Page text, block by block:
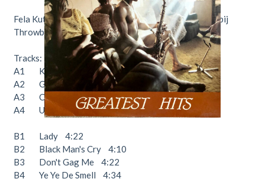
Fela Kuti & Africa 70 - Greatest hits, nu verkrijgbaar bij
Throwback Vintage Hifi & Vinyl Beverwijk
Tracks:
A1 Kalakutu Show 3:59
A2 Gentleman 4:10
A3 Chop 'N' Quench 4:00
A4 Unknown Soldier 4:10
B1 Lady 4:22
B2 Black Man's Cry 4:10
B3 Don't Gag Me 4:22
B4 Ye Ye De Smell 4:34